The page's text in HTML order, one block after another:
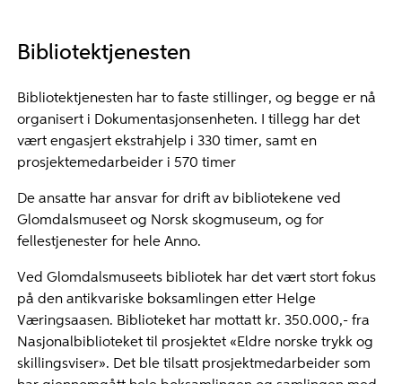
Bibliotektjenesten
Bibliotektjenesten har to faste stillinger, og begge er nå
organisert i Dokumentasjonsenheten. I tillegg har det
vært engasjert ekstrahjelp i 330 timer, samt en
prosjektemedarbeider i 570 timer
De ansatte har ansvar for drift av bibliotekene ved
Glomdalsmuseet og Norsk skogmuseum, og for
fellestjenester for hele Anno.
Ved Glomdalsmuseets bibliotek har det vært stort fokus
på den antikvariske boksamlingen etter Helge
Væringsaasen. Biblioteket har mottatt kr. 350.000,- fra
Nasjonalbiblioteket til prosjektet «Eldre norske trykk og
skillingsviser». Det ble tilsatt prosjektmedarbeider som